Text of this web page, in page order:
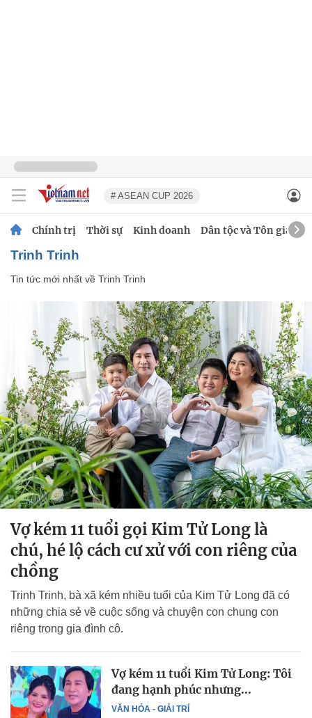
# ASEAN CUP 2026
Chính trị Thời sự Kinh doanh Dân tộc và Tôn giáo
Trinh Trinh
Tin tức mới nhất về Trinh Trinh
Vợ kém 11 tuổi gọi Kim Tử Long là
chú, hé lộ cách cư xử với con riêng của
chồng
Trinh Trinh, bà xã kém nhiều tuổi của Kim Tử Long đã có
những chia sẻ về cuộc sống và chuyện con chung con
riêng trong gia đình cô.
VĂN HÓA - GIẢI TRÍ
Vợ kém 11 tuổi Kim Tử Long: Tôi
đang hạnh phúc nhưng...